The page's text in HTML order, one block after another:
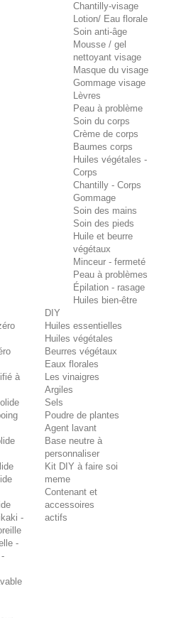
Chantilly-visage
Lotion/ Eau florale
Soin anti-âge
Mousse / gel
nettoyant visage
Masque du visage
Gommage visage
Lèvres
Peau à problème
Soin du corps
Crème de corps
Baumes corps
Huiles végétales -
Corps
Chantilly - Corps
Gommage
Soin des mains
Soin des pieds
Huile et beurre
végétaux
Minceur - fermeté
Peau à problèmes
Épilation - rasage
Huiles bien-être
à
-
-
DIY
Huiles essentielles
Huiles végétales
Beurres végétaux
Eaux florales
Les vinaigres
Argiles
Sels
Poudre de plantes
Agent lavant
Base neutre à
personnaliser
Kit DIY à faire soi
meme
Contenant et
accessoires
actifs